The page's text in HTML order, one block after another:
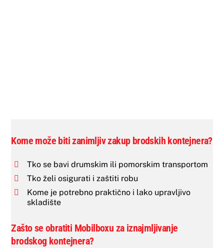
Kome može biti zanimljiv zakup brodskih kontejnera?
Tko se bavi drumskim ili pomorskim transportom
Tko želi osigurati i zaštiti robu
Kome je potrebno praktično i lako upravljivo
skladište
Zašto se obratiti Mobilboxu za iznajmljivanje
brodskog kontejnera?